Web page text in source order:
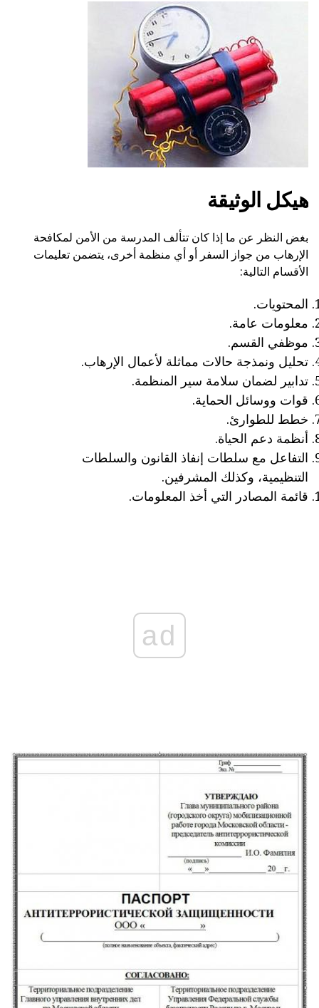
هيكل الوثيقة
بغض النظر عن ما إذا كان تتألف المدرسة من الأمن لمكافحة
الإرهاب من جواز السفر أو أي منظمة أخرى، يتضمن تعليمات
الأقسام التالية:
المحتويات.
معلومات عامة.
موظفي القسم.
تحليل ونمذجة حالات مماثلة لأعمال الإرهاب.
تدابير لضمان سلامة سير المنظمة.
قوات ووسائل الحماية.
خطط للطوارئ.
أنظمة دعم الحياة.
التفاعل مع سلطات إنفاذ القانون والسلطات
التنظيمية، وكذلك المشرفين.
قائمة المصادر التي أخذ المعلومات.
ad